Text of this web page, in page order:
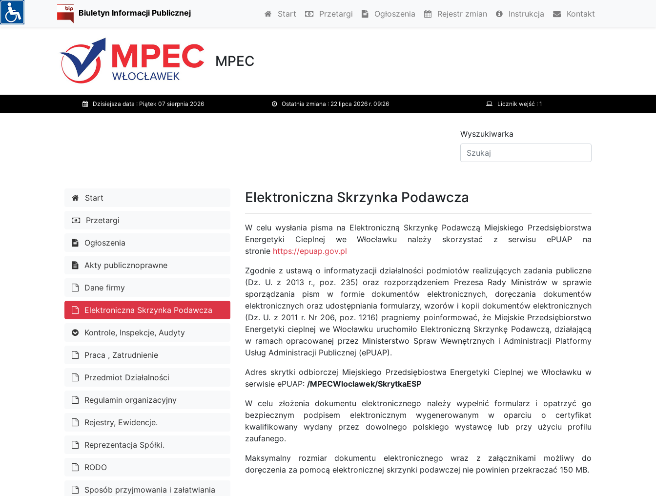
Biuletyn Informacji Publicznej Start Przetargi Ogłoszenia Rejestr zmian Instrukcja Kontakt
MPEC
Dzisiejsza data : Piątek 07 sierpnia 2026 Ostatnia zmiana : 22 lipca 2026 r. 09:26 Licznik wejść : 1
Wyszukiwarka
Start
Przetargi
Ogłoszenia
Akty publicznoprawne
Dane firmy
Elektroniczna Skrzynka Podawcza
Kontrole, Inspekcje, Audyty
Praca , Zatrudnienie
Przedmiot Działalności
Regulamin organizacyjny
Rejestry, Ewidencje.
Reprezentacja Spółki.
RODO
Sposób przyjmowania i załatwiania
Elektroniczna Skrzynka Podawcza
W celu wysłania pisma na Elektroniczną Skrzynkę Podawczą Miejskiego Przedsiębiorstwa
Energetyki Cieplnej we Włocławku należy skorzystać z serwisu ePUAP na
stronie https://epuap.gov.pl
Zgodnie z ustawą o informatyzacji działalności podmiotów realizujących zadania publiczne
(Dz. U. z 2013 r., poz. 235) oraz rozporządzeniem Prezesa Rady Ministrów w sprawie
sporządzania pism w formie dokumentów elektronicznych, doręczania dokumentów
elektronicznych oraz udostępniania formularzy, wzorów i kopii dokumentów elektronicznych
(Dz. U. z 2011 r. Nr 206, poz. 1216) pragniemy poinformować, że Miejskie Przedsiębiorstwo
Energetyki cieplnej we Włocławku uruchomiło Elektroniczną Skrzynkę Podawczą, działającą
w ramach opracowanej przez Ministerstwo Spraw Wewnętrznych i Administracji Platformy
Usług Administracji Publicznej (ePUAP).
Adres skrytki odbiorczej Miejskiego Przedsiębiostwa Energetyki Cieplnej we Włocławku w
serwisie ePUAP: /MPECWloclawek/SkrytkaESP
W celu złożenia dokumentu elektronicznego należy wypełnić formularz i opatrzyć go
bezpiecznym podpisem elektronicznym wygenerowanym w oparciu o certyfikat
kwalifikowany wydany przez dowolnego polskiego wystawcę lub przy użyciu profilu
zaufanego.
Maksymalny rozmiar dokumentu elektronicznego wraz z załącznikami możliwy do
doręczenia za pomocą elektronicznej skrzynki podawczej nie powinien przekraczać 150 MB.